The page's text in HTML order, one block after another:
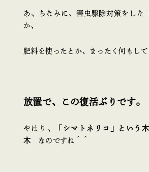
あ、ちなみに、害虫駆除対策をした
か、
肥料を使ったとか、まったく何もし
放置で、この復活ぶりです。
やはり、
「シマトネリコ」という
木
なのですね＾＾